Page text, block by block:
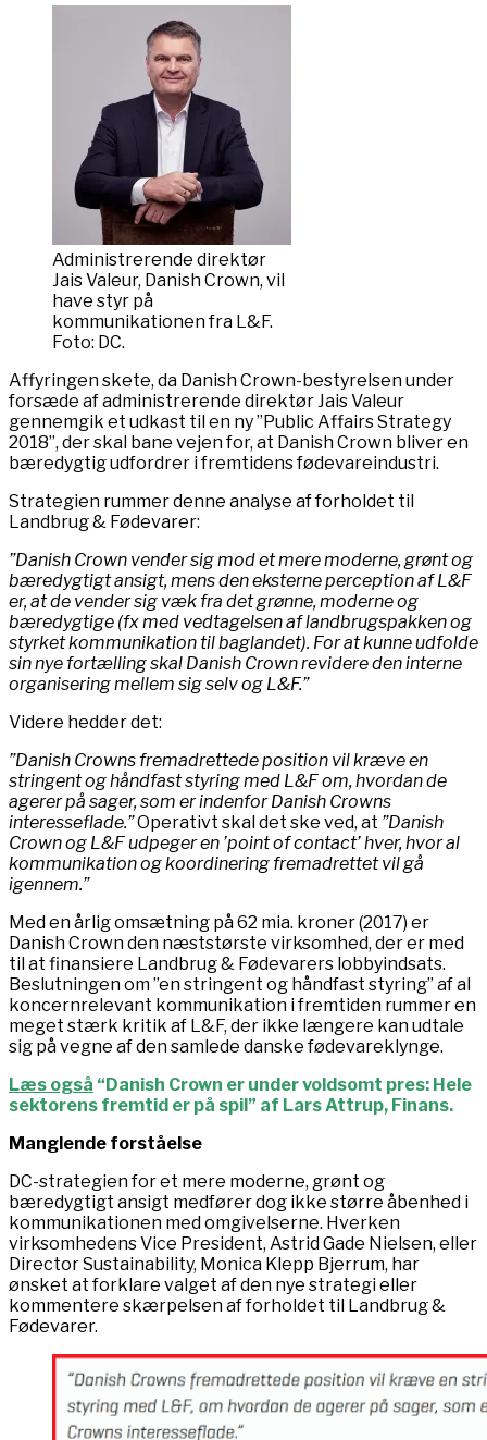
Administrerende direktør
Jais Valeur, Danish Crown, vil
have styr på
kommunikationen fra L&F.
Foto: DC.
Affyringen skete, da Danish Crown-bestyrelsen under
forsæde af administrerende direktør Jais Valeur
gennemgik et udkast til en ny ”Public Affairs Strategy
2018”, der skal bane vejen for, at Danish Crown bliver en
bæredygtig udfordrer i fremtidens fødevareindustri.
Strategien rummer denne analyse af forholdet til
Landbrug & Fødevarer:
”Danish Crown vender sig mod et mere moderne, grønt og
bæredygtigt ansigt, mens den eksterne perception af L&F
er, at de vender sig væk fra det grønne, moderne og
bæredygtige (fx med vedtagelsen af landbrugspakken og
styrket kommunikation til baglandet). For at kunne udfolde
sin nye fortælling skal Danish Crown revidere den interne
organisering mellem sig selv og L&F.”
Videre hedder det:
”Danish Crowns fremadrettede position vil kræve en
stringent og håndfast styring med L&F om, hvordan de
agerer på sager, som er indenfor Danish Crowns
interesseflade.”Operativt skal det ske ved, at ”Danish
Crown og L&F udpeger en ’point of contact’ hver, hvor al
kommunikation og koordinering fremadrettet vil gå
igennem.”
Med en årlig omsætning på 62 mia. kroner (2017) er
Danish Crown den næststørste virksomhed, der er med
til at finansiere Landbrug & Fødevarers lobbyindsats.
Beslutningen om ”en stringent og håndfast styring” af al
koncernrelevant kommunikation i fremtiden rummer en
meget stærk kritik af L&F, der ikke længere kan udtale
sig på vegne af den samlede danske fødevareklynge.
Læs også “Danish Crown er under voldsomt pres: Hele
sektorens fremtid er på spil” af Lars Attrup, Finans.
Manglende forståelse
DC-strategien for et mere moderne, grønt og
bæredygtigt ansigt medfører dog ikke større åbenhed i
kommunikationen med omgivelserne. Hverken
virksomhedens Vice President, Astrid Gade Nielsen, eller
Director Sustainability, Monica Klepp Bjerrum, har
ønsket at forklare valget af den nye strategi eller
kommentere skærpelsen af forholdet til Landbrug &
Fødevarer.